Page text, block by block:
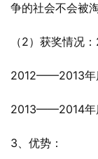
争的社会不会被淘
（2）获奖情况
2012——2013年
2013——2014年
3、优势：